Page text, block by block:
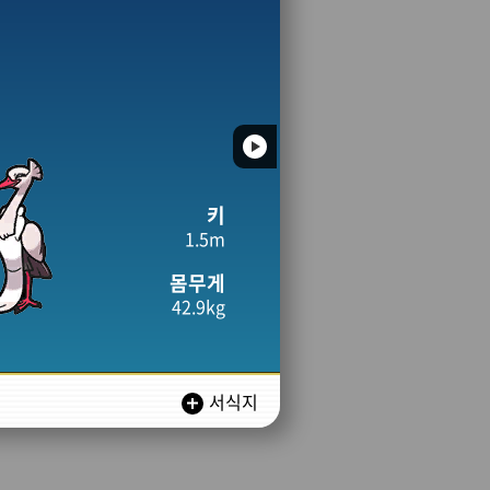
키
1.5m
몸무게
42.9kg
서식지